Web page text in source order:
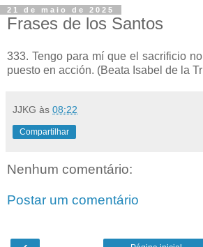
21 de maio de 2025
Frases de los Santos
333. Tengo para mí que el sacrificio
puesto en acción. (Beata Isabel de la
JJKG às 08:22
Compartilhar
Nenhum comentário:
Postar um comentário